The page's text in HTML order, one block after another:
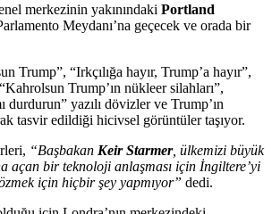
merkezinin yakınındaki Portland
Meydanı’na geçecek ve orada bir
Trump”, “Irkçılığa hayır, Trump’a hayır”,
Trump’ın nükleer silahları”,
durdurun” yazılı dövizler ve Trump’ın
tasvir edildiği hicivsel görüntüler taşıyor.
“Başbakan Keir Starmer, ülkemizi büyük
açan bir teknoloji anlaşması için İngiltere’yi
için hiçbir şey yapmıyor” dedi.